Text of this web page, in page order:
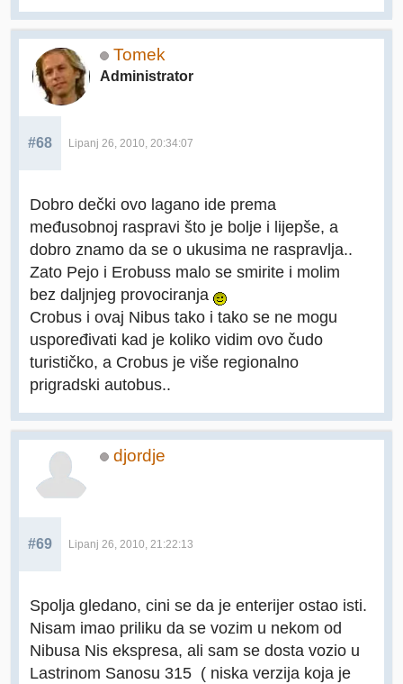
Tomek
Administrator
#68 Lipanj 26, 2010, 20:34:07
Dobro dečki ovo lagano ide prema
međusobnoj raspravi što je bolje i lijepše, a
dobro znamo da se o ukusima ne raspravlja..
Zato Pejo i Erobuss malo se smirite i molim
bez daljnjeg provociranja
Crobus i ovaj Nibus tako i tako se ne mogu
uspoređivati kad je koliko vidim ovo čudo
turističko, a Crobus je više regionalno
prigradski autobus..
djordje
#69 Lipanj 26, 2010, 21:22:13
Spolja gledano, cini se da je enterijer ostao isti.
Nisam imao priliku da se vozim u nekom od
Nibusa Nis ekspresa, ali sam se dosta vozio u
Lastrinom Sanosu 315 ( niska verzija koja je